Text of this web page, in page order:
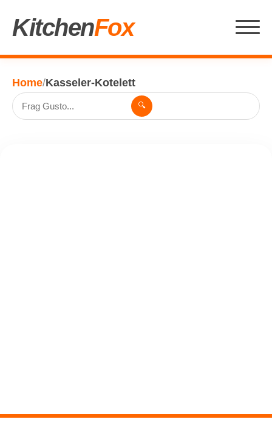
KitchenFox
Home/Kasseler-Kotelett
🔍